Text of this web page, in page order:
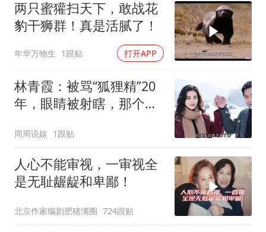
两只蜜獾扫天下，敢战花
豹干狮群！真是活腻了！
年华万物生 1跟贴 打开APP
林青霞：被骂“狐狸精”20
年，眼睛被射瞎，那个男
钱？”
周周说娱 1跟贴
人心不能审视，一审视全
是无耻龌龊和卑鄙！
北京作家编剧肥猪满圈 724跟贴